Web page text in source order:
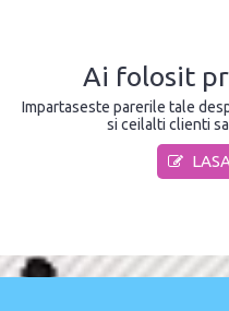
Ai folosit
Impartaseste parerile tale
si ceilalti clienti